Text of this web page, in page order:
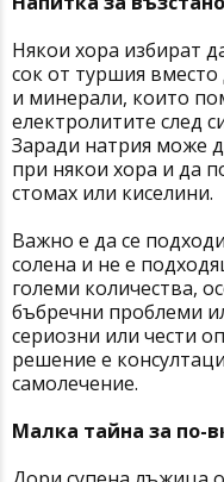
Някои хора избират
сок от туршия вместо
и минерали, които
електролитите след
Заради натрия може
при някои хора и да
стомах или киселини.
Важно е да се
солена и не е
големи количества,
бъбречни проблеми
сериозни или чести
решение е
самолечение.
Малка тайна за по-